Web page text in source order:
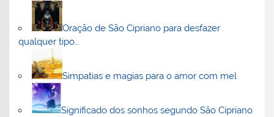
Oração de São Cipriano para desfazer
qualquer tipo…
Simpatias e magias para o amor com mel
Significado dos sonhos segundo São Cipriano